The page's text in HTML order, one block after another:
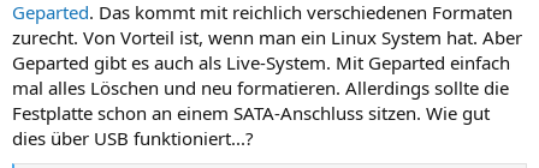
Geparted. Das kommt mit reichlich verschiedenen Formaten
zurecht. Von Vorteil ist, wenn man ein Linux System hat. Aber
Geparted gibt es auch als Live-System. Mit Geparted einfach
mal alles Löschen und neu formatieren. Allerdings sollte die
Festplatte schon an einem SATA-Anschluss sitzen. Wie gut
dies über USB funktioniert...?